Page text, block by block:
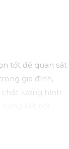
tốt để quan sát
gia đình,
chất lượng hình
máy tính.